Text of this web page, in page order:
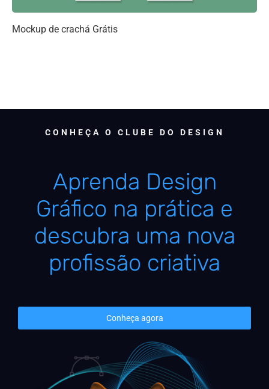
Mockup de crachá Grátis
CONHEÇA O CLUBE DO DESIGN
Aprenda Design
Gráfico na prática e
descubra uma nova
profissão criativa
Conheça agora